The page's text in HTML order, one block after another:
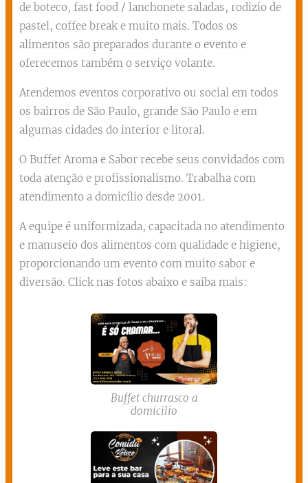
de boteco, fast food / lanchonete saladas, rodizio de
pastel, coffee break e muito mais. Todos os
alimentos são preparados durante o evento e
oferecemos também o serviço volante.
Atendemos eventos corporativo ou social em todos
os bairros de São Paulo, grande São Paulo e em
algumas cidades do interior e litoral.
O Buffet Aroma e Sabor recebe seus convidados com
toda atenção e profissionalismo. Trabalha com
atendimento a domicílio desde 2001.
A equipe é uniformizada, capacitada no atendimento
e manuseio dos alimentos com qualidade e higiene,
proporcionando um evento com muito sabor e
diversão. Click nas fotos abaixo e saiba mais:
Buffet churrasco a
domicilio